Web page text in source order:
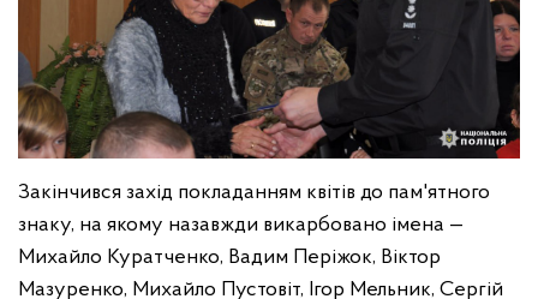
Закінчився захід покладанням квітів до пам'ятного
знаку, на якому назавжди викарбовано імена —
Михайло Куратченко, Вадим Періжок, Віктор
Мазуренко, Михайло Пустовіт, Ігор Мельник, Сергій